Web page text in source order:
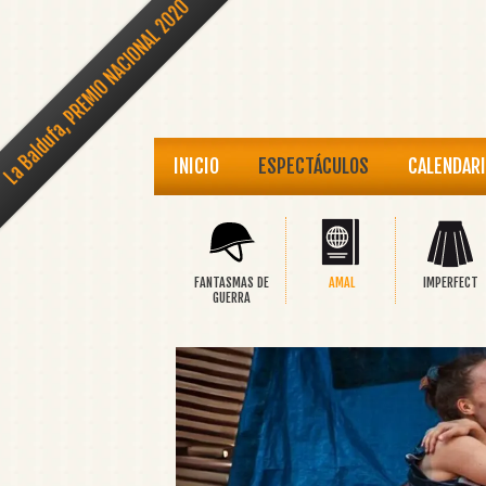
La Baldufa, PREMIO NACIONAL 2020INICIO ESPECTÁCULOS
FANTASMAS DE
GUERRA
AMAL IMPERFECT